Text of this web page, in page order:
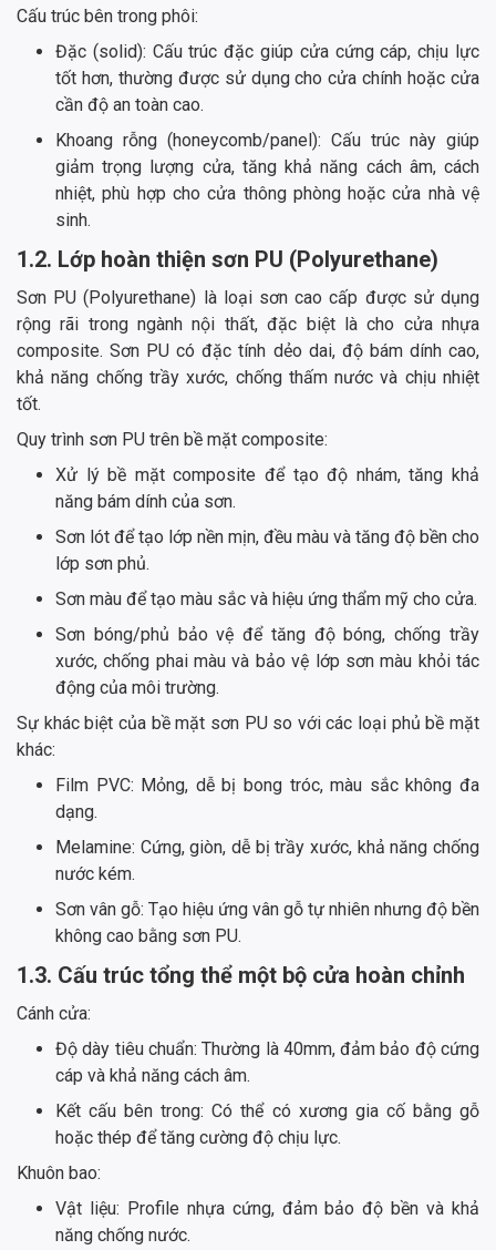
Cấu trúc bên trong phôi:
Đặc (solid): Cấu trúc đặc giúp cửa cứng cáp, chịu lực
tốt hơn, thường được sử dụng cho cửa chính hoặc cửa
cần độ an toàn cao.
Khoang rỗng (honeycomb/panel): Cấu trúc này giúp
giảm trọng lượng cửa, tăng khả năng cách âm, cách
nhiệt, phù hợp cho cửa thông phòng hoặc cửa nhà vệ
sinh.
1.2. Lớp hoàn thiện sơn PU (Polyurethane)
Sơn PU (Polyurethane) là loại sơn cao cấp được sử dụng
rộng rãi trong ngành nội thất, đặc biệt là cho cửa nhựa
composite. Sơn PU có đặc tính dẻo dai, độ bám dính cao,
khả năng chống trầy xước, chống thấm nước và chịu nhiệt
tốt.
Quy trình sơn PU trên bề mặt composite:
Xử lý bề mặt composite để tạo độ nhám, tăng khả
năng bám dính của sơn.
Sơn lót để tạo lớp nền mịn, đều màu và tăng độ bền cho
lớp sơn phủ.
Sơn màu để tạo màu sắc và hiệu ứng thẩm mỹ cho cửa.
Sơn bóng/phủ bảo vệ để tăng độ bóng, chống trầy
xước, chống phai màu và bảo vệ lớp sơn màu khỏi tác
động của môi trường.
Sự khác biệt của bề mặt sơn PU so với các loại phủ bề mặt
khác:
Film PVC: Mỏng, dễ bị bong tróc, màu sắc không đa
dạng.
Melamine: Cứng, giòn, dễ bị trầy xước, khả năng chống
nước kém.
Sơn vân gỗ: Tạo hiệu ứng vân gỗ tự nhiên nhưng độ bền
không cao bằng sơn PU.
1.3. Cấu trúc tổng thể một bộ cửa hoàn chỉnh
Cánh cửa:
Độ dày tiêu chuẩn: Thường là 40mm, đảm bảo độ cứng
cáp và khả năng cách âm.
Kết cấu bên trong: Có thể có xương gia cố bằng gỗ
hoặc thép để tăng cường độ chịu lực.
Khuôn bao:
Vật liệu: Profile nhựa cứng, đảm bảo độ bền và khả
năng chống nước.